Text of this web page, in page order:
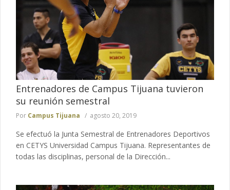
Entrenadores de Campus Tijuana tuvieron
su reunión semestral
Por Campus Tijuana agosto 20, 2019
Se efectuó la Junta Semestral de Entrenadores Deportivos
en CETYS Universidad Campus Tijuana. Representantes de
todas las disciplinas, personal de la Dirección...